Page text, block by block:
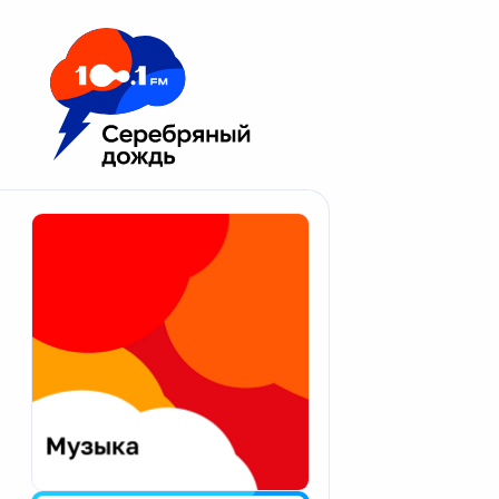
Москва 100.1 FM
Апатиты
Екатеринбург
Калининград
Калуга